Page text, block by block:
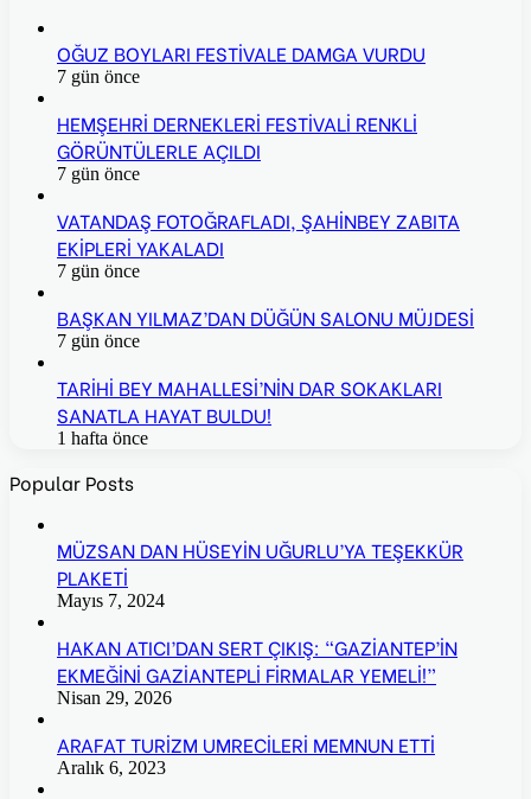
OĞUZ BOYLARI FESTİVALE DAMGA VURDU
7 gün önce
HEMŞEHRİ DERNEKLERİ FESTİVALİ RENKLİ
GÖRÜNTÜLERLE AÇILDI
7 gün önce
VATANDAŞ FOTOĞRAFLADI, ŞAHİNBEY ZABITA
EKİPLERİ YAKALADI
7 gün önce
BAŞKAN YILMAZ’DAN DÜĞÜN SALONU MÜJDESİ
7 gün önce
TARİHİ BEY MAHALLESİ’NİN DAR SOKAKLARI
SANATLA HAYAT BULDU!
1 hafta önce
Popular Posts
MÜZSAN DAN HÜSEYİN UĞURLU’YA TEŞEKKÜR
PLAKETİ
Mayıs 7, 2024
HAKAN ATICI’DAN SERT ÇIKIŞ: “GAZİANTEP’İN
EKMEĞİNİ GAZİANTEPLİ FİRMALAR YEMELİ!”
Nisan 29, 2026
ARAFAT TURİZM UMRECİLERİ MEMNUN ETTİ
Aralık 6, 2023